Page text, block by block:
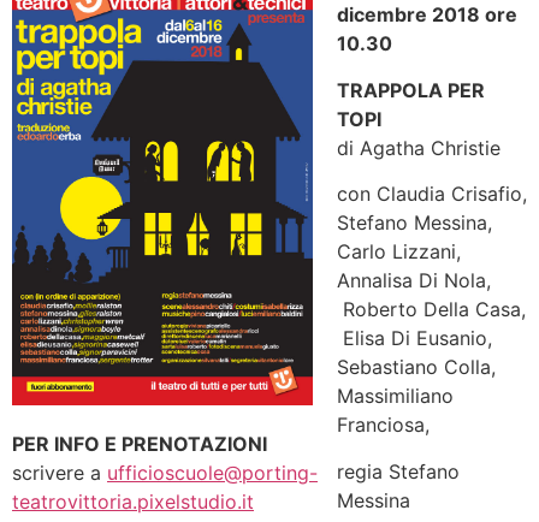
PER INFO E PRENOTAZIONI
scrivere a ufficioscuole@porting-
teatrovittoria.pixelstudio.it
dicembre 2018 ore
10.30
TRAPPOLA PER
TOPI
di Agatha Christie
con Claudia Crisafio,
Stefano Messina,
Carlo Lizzani,
Annalisa Di Nola,
Roberto Della Casa,
Elisa Di Eusanio,
Sebastiano Colla,
Massimiliano
Franciosa,
regia Stefano
Messina